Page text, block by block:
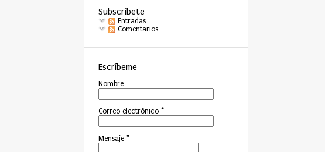
Subscríbete
Entradas
Comentarios
Escríbeme
Nombre
Correo electrónico *
Mensaje *